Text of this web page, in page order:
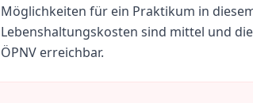
Möglichkeiten für ein Praktikum in
Lebenshaltungskosten sind mittel und
ÖPNV erreichbar.